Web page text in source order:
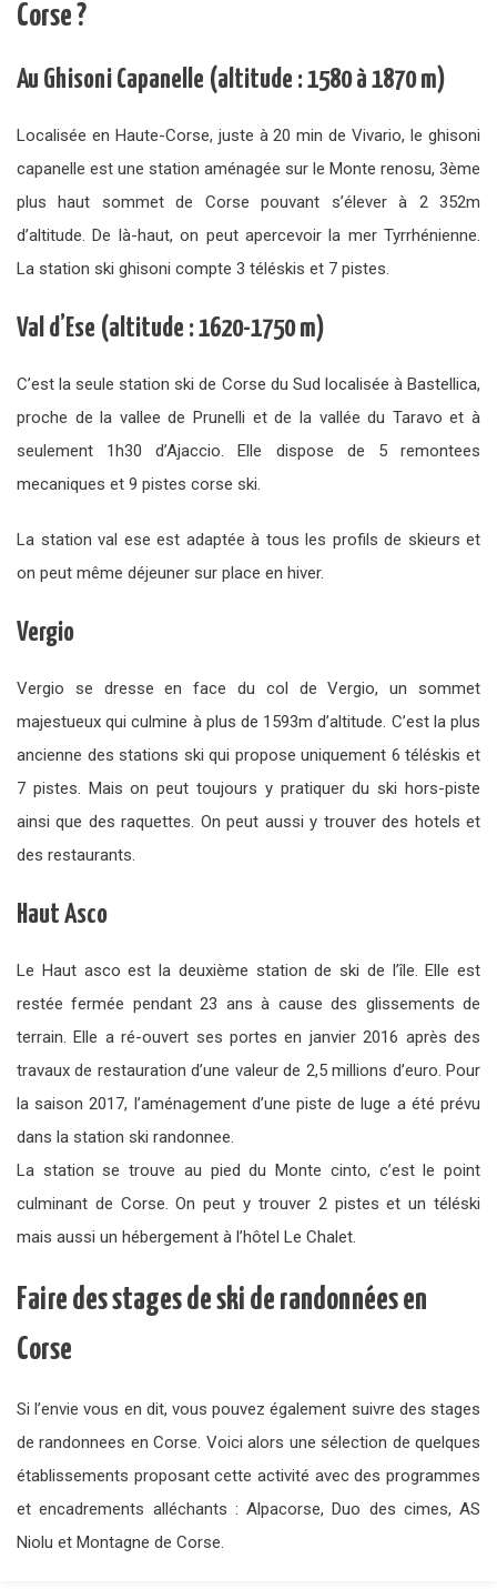
Corse ?
Au Ghisoni Capanelle (altitude : 1580 à 1870 m)
Localisée en Haute-Corse, juste à 20 min de Vivario, le ghisoni
capanelle est une station aménagée sur le Monte renosu, 3ème
plus haut sommet de Corse pouvant s’élever à 2 352m
d’altitude. De là-haut, on peut apercevoir la mer Tyrrhénienne.
La station ski ghisoni compte 3 téléskis et 7 pistes.
Val d’Ese (altitude : 1620-1750 m)
C’est la seule station ski de Corse du Sud localisée à Bastellica,
proche de la vallee de Prunelli et de la vallée du Taravo et à
seulement 1h30 d’Ajaccio. Elle dispose de 5 remontees
mecaniques et 9 pistes corse ski.
La station val ese est adaptée à tous les profils de skieurs et
on peut même déjeuner sur place en hiver.
Vergio
Vergio se dresse en face du col de Vergio, un sommet
majestueux qui culmine à plus de 1593m d’altitude. C’est la plus
ancienne des stations ski qui propose uniquement 6 téléskis et
7 pistes. Mais on peut toujours y pratiquer du ski hors-piste
ainsi que des raquettes. On peut aussi y trouver des hotels et
des restaurants.
Haut Asco
Le Haut asco est la deuxième station de ski de l’île. Elle est
restée fermée pendant 23 ans à cause des glissements de
terrain. Elle a ré-ouvert ses portes en janvier 2016 après des
travaux de restauration d’une valeur de 2,5 millions d’euro. Pour
la saison 2017, l’aménagement d’une piste de luge a été prévu
dans la station ski randonnee.
La station se trouve au pied du Monte cinto, c’est le point
culminant de Corse. On peut y trouver 2 pistes et un téléski
mais aussi un hébergement à l’hôtel Le Chalet.
Faire des stages de ski de randonnées en
Corse
Si l’envie vous en dit, vous pouvez également suivre des stages
de randonnees en Corse. Voici alors une sélection de quelques
établissements proposant cette activité avec des programmes
et encadrements alléchants : Alpacorse, Duo des cimes, AS
Niolu et Montagne de Corse.